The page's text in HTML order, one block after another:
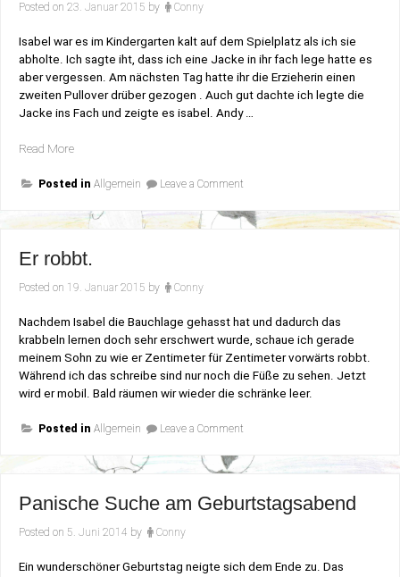
Posted on 23. Januar 2015 by Conny
Isabel war es im Kindergarten kalt auf dem Spielplatz als ich sie
abholte. Ich sagte iht, dass ich eine Jacke in ihr fach lege hatte es
aber vergessen. Am nächsten Tag hatte ihr die Erzieherin einen
zweiten Pullover drüber gezogen . Auch gut dachte ich legte die
Jacke ins Fach und zeigte es isabel. Andy …
Read More„Besser
wenn
friert“
Posted in Allgemein Leave a Comment
wenn
Er robbt.
Posted on 19. Januar 2015 by Conny
Nachdem Isabel die Bauchlage gehasst hat und dadurch das
krabbeln lernen doch sehr erschwert wurde, schaue ich gerade
meinem Sohn zu wie er Zentimeter für Zentimeter vorwärts robbt.
Während ich das schreibe sind nur noch die Füße zu sehen. Jetzt
wird er mobil. Bald räumen wir wieder die schränke leer.
Posted in Allgemein Leave a Comment
Panische Suche am Geburtstagsabend
Posted on 5. Juni 2014 by Conny
Ein wunderschöner Geburtstag neigte sich dem Ende zu. Das